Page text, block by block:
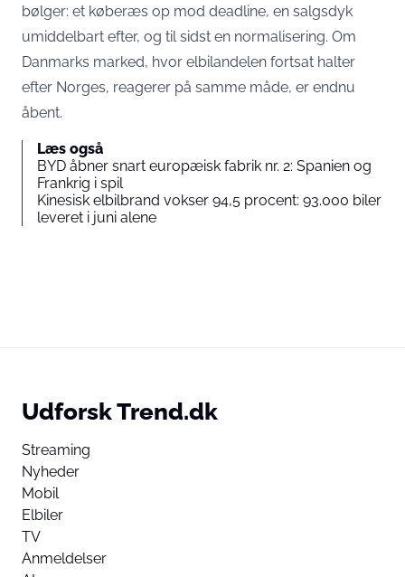
bølger: et køberæs op mod deadline, en salgsdyk
umiddelbart efter, og til sidst en normalisering. Om
Danmarks marked, hvor elbilandelen fortsat halter
efter Norges, reagerer på samme måde, er endnu
åbent.
Læs også
BYD åbner snart europæisk fabrik nr. 2: Spanien og
Frankrig i spil
Kinesisk elbilbrand vokser 94,5 procent: 93.000 biler
leveret i juni alene
Udforsk Trend.dk
Streaming
Nyheder
Mobil
Elbiler
TV
Anmeldelser